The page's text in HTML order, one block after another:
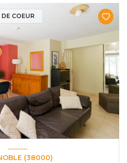
COEUR
(38000)